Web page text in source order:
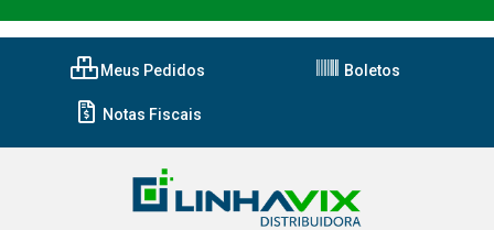
Meus Pedidos Boletos
Notas Fiscais